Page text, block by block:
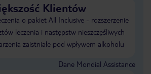
Klientów
o pakiet All Inclusive - rozszerzenie
leczenia i następstw nieszczęśliwych
zaistniałe pod wpływem alkoholu
Dane Mondial Assistance